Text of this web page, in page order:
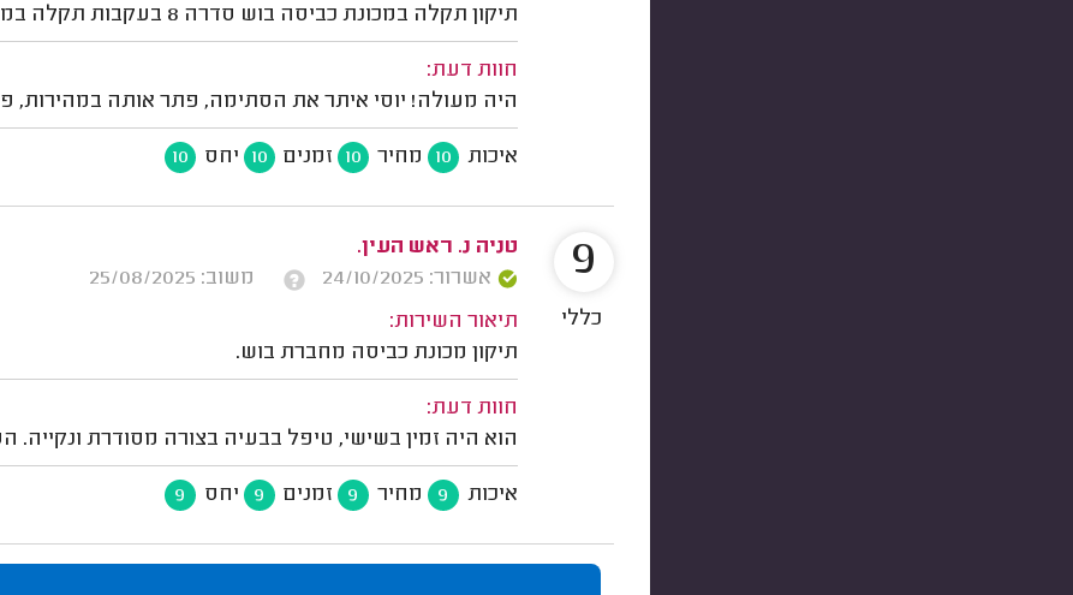
תיקון תקלה במכונת כביסה בוש סדרה 8 בעקבות תקלה במצב הסחיטה.
חוות דעת:
היה מעולה! יוסי איתר את הסתימה, פתר אותה במהירות,
איכות 10 מחיר 10 זמנים 10 יחס 10
טניה נ. ראש העין.
אשרור: 24/10/2025
משוב: 25/08/2025
תיאור השירות:
תיקון מכונת כביסה מחברת בוש.
חוות דעת:
הוא היה זמין בשישי, טיפל בבעיה בצורה מסודרת ונקייה.
איכות 9 מחיר 9 זמנים 9 יחס 9
9
כללי